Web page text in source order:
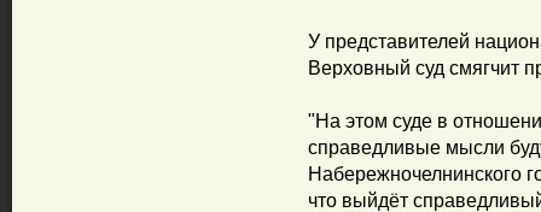
У представителей
Верховный суд смягчит
"На этом суде в
справедливые мысли
Набережночелнинского
что выйдёт